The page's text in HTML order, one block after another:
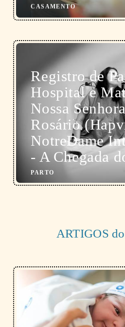
CASAMENTO
Registro de
Hospital e
Nossa
Rosário
NotreDame
- A Chegada
PARTO
ARTIGOS